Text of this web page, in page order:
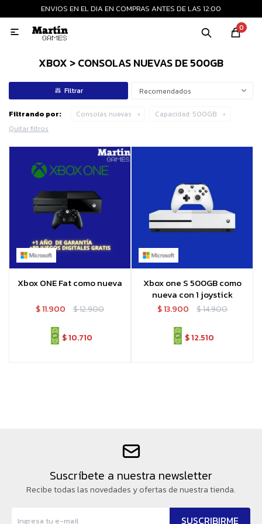
ENVIOS EN EL DIA EN COMPRAS ANTES DE LAS 12:00
0

XBOX > CONSOLAS NUEVAS DE 500GB
Recomendados
Filtrando por: Consolas nuevas Capacidad: 500GB
Quitar filtros
Xbox ONE Fat como nueva
$11.900 $12.900
$10.710
Xbox one S 500GB como
nueva con 1 joystick
$13.900 $14.900
$12.510
Suscríbete a nuestra newsletter
Recibe todas las novedades y ofertas de nuestra tienda.
SUSCRIBIRME
MI CUENTA
Consolas nuevas
Juegos
Accesorios